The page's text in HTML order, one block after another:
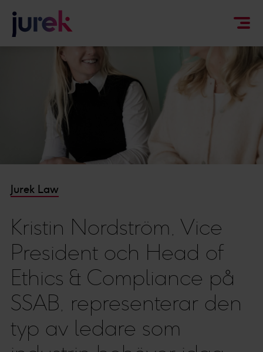
Jurek Law
Kristin Nordström, Vice
President och Head of
Ethics & Compliance på
SSAB, representerar den
typ av ledare som